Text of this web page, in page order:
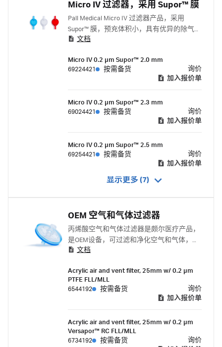
Micro IV 过滤器，采用 Supor™ 膜
Pall Medical Micro IV 过滤器产品，采用
Supor™ 膜，预充体积小，具有优异的除气能
力，可确保准确进行药物输送，对于主要部
文档
Micro IV 0.2 μm Supor™ 2.0 mm
69224421
按需备货
询价
加入报价单
Micro IV 0.2 μm Supor™ 2.3 mm
69024421
按需备货
询价
加入报价单
Micro IV 0.2 μm Supor™ 2.5 mm
69254421
按需备货
询价
加入报价单
显示更多 (7)
OEM 空气和气体过滤器
丙烯酸空气和气体过滤器是颇尔医疗产品，
是OEM设备，可过滤和净化空气和气体，同
时阻止流体和雾化污染物通过。可选择疏水
文档
Acrylic air and vent filter, 25mm w/ 0.2 µm
PTFE FLL/MLL
6544192
按需备货
询价
加入报价单
Acrylic air and vent filter, 25mm w/ 0.2 µm
Versapor™ RC FLL/MLL
6734192
按需备货
询价